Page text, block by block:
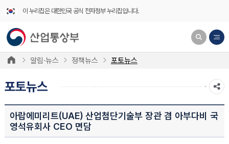
이 누리집은 대한민국 공식 전자정부 누리집입니다.
알림·뉴스 정책뉴스 포토뉴스
포토뉴스
아랍에미리트(UAE) 산업첨단기술부 장관 겸 아부다비 국
영석유회사 CEO 면담